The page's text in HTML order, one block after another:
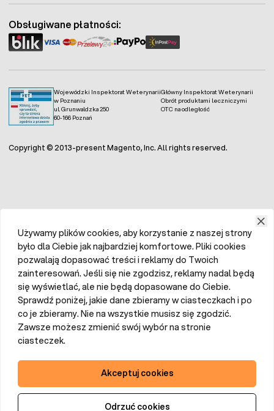
Wojewódzki Inspektorat Weterynarii
w Poznaniu
ul. Grunwaldzka 250
60-166 Poznań
Główny Inspektorat Weterynarii
Obrót produktami leczniczymi
OTC na odległość
Obsługiwane płatności:
Copyright © 2013-present Magento, Inc. All rights reserved.
Używamy plików cookies, aby korzystanie z naszej strony
było dla Ciebie jak najbardziej komfortowe. Pliki cookies
pozwalają dopasować treści i reklamy do Twoich
zainteresowań. Jeśli się nie zgodzisz, reklamy nadal będą
się wyświetlać, ale nie będą dopasowane do Ciebie.
Sprawdź poniżej, jakie dane zbieramy w ciasteczkach i po
co je zbieramy. Nie na wszystkie musisz się zgodzić.
Zawsze możesz zmienić swój wybór na stronie
ciasteczek.
Akceptuj cookies
Odrzuć cookies